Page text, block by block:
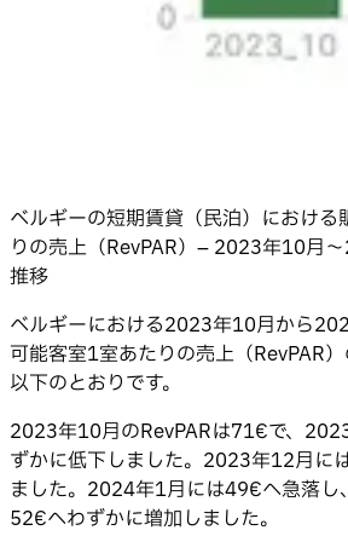
ベルギーの短期賃貸（民泊）におけ
りの売上（RevPAR）– 2023年10月
推移
ベルギーにおける2023年10月から
可能客室1室あたりの売上（RevPAR
以下のとおりです。
2023年10月のRevPARは71€で、
ずかに低下しました。2023年12月に
ました。2024年1月には49€へ急落
52€へわずかに増加しました。